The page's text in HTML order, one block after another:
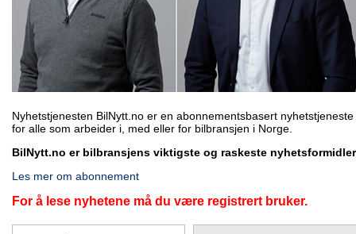
Nyhetstjenesten BilNytt.no er en abonnementsbasert nyhetstjeneste
for alle som arbeider i, med eller for bilbransjen i Norge.
BilNytt.no er bilbransjens viktigste og raskeste
Les mer om abonnement
For å lese nyhetene må du være registrert bruker.